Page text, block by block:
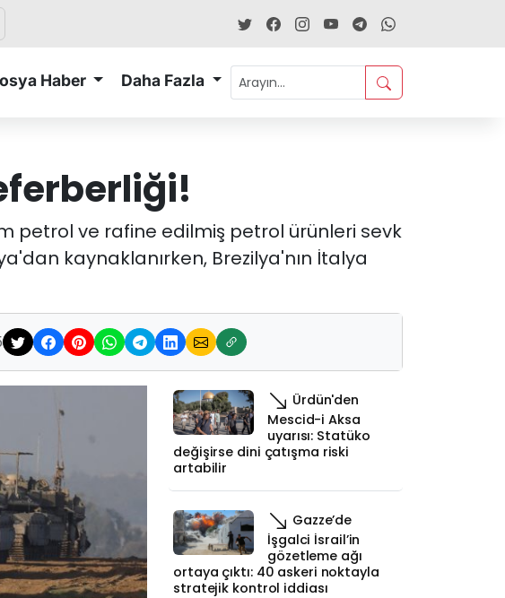
Haber Daha Fazla
petrol ve rafine edilmiş petrol ürünleri sevk
kaynaklanırken, Brezilya'nın İtalya
Ürdün'den
Mescid-i Aksa
uyarısı: Statüko
değişirse dini çatışma riski
artabilir
Gazze’de
İşgalci İsrail’in
gözetleme ağı
ortaya çıktı: 40 askeri noktayla
stratejik kontrol iddiası